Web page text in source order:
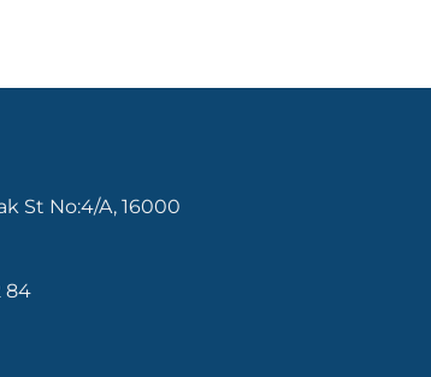
St No:4/A, 16000
84